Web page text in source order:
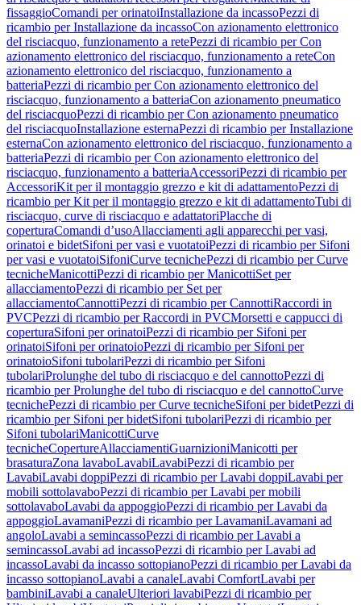
fissaggioComandi per orinatoiInstallazione da incassoPezzi di
ricambio per Installazione da incassoCon azionamento elettronico
del risciacquo, funzionamento a retePezzi di ricambio per Con
azionamento elettronico del risciacquo, funzionamento a reteCon
azionamento elettronico del risciacquo, funzionamento a
batteriaPezzi di ricambio per Con azionamento elettronico del
risciacquo, funzionamento a batteriaCon azionamento pneumatico
del risciacquoPezzi di ricambio per Con azionamento pneumatico
del risciacquoInstallazione esternaPezzi di ricambio per Installazione
esternaCon azionamento elettronico del risciacquo, funzionamento a
batteriaPezzi di ricambio per Con azionamento elettronico del
risciacquo, funzionamento a batteriaAccessoriPezzi di ricambio per
AccessoriKit per il montaggio grezzo e kit di adattamentoPezzi di
ricambio per Kit per il montaggio grezzo e kit di adattamentoTubi di
risciacquo, curve di risciacquo e adattatoriPlacche di
coperturaComandi d’usoAllacciamenti agli apparecchi per vasi,
orinatoi e bidetSifoni per vasi e vuotatoiPezzi di ricambio per Sifoni
per vasi e vuotatoiSifoniCurve tecnichePezzi di ricambio per Curve
tecnicheManicottiPezzi di ricambio per ManicottiSet per
allacciamentoPezzi di ricambio per Set per
allacciamentoCannottiPezzi di ricambio per CannottiRaccordi in
PVCPezzi di ricambio per Raccordi in PVCMorsetti e cappucci di
coperturaSifoni per orinatoiPezzi di ricambio per Sifoni per
orinatoiSifoni per orinatoioPezzi di ricambio per Sifoni per
orinatoioSifoni tubolariPezzi di ricambio per Sifoni
tubolariProlunghe del tubo di risciacquo e del cannottoPezzi di
ricambio per Prolunghe del tubo di risciacquo e del cannottoCurve
tecnichePezzi di ricambio per Curve tecnicheSifoni per bidetPezzi di
ricambio per Sifoni per bidetSifoni tubolariPezzi di ricambio per
Sifoni tubolariManicottiCurve
tecnicheCopertureAllacciamentiGuarnizioniManicotti per
brasaturaZona lavaboLavabiLavabiPezzi di ricambio per
LavabiLavabi doppiPezzi di ricambio per Lavabi doppiLavabi per
mobili sottolavaboPezzi di ricambio per Lavabi per mobili
sottolavaboLavabi da appoggioPezzi di ricambio per Lavabi da
appoggioLavamaniPezzi di ricambio per LavamaniLavamani ad
angoloLavabi a semincassoPezzi di ricambio per Lavabi a
semincassoLavabi ad incassoPezzi di ricambio per Lavabi ad
incassoLavabi da incasso sottopianoPezzi di ricambio per Lavabi da
incasso sottopianoLavabi a canaleLavabi ComfortLavabi per
bambiniLavabi a canaleUlteriori lavabiPezzi di ricambio per